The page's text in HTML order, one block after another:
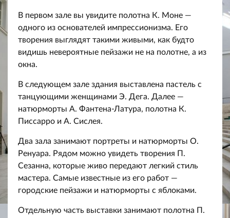
В первом зале вы увидите полотна К. Моне —
одного из основателей импрессионизма. Его
творения выглядят такими живыми, как будто
видишь невероятные пейзажи не на полотне, а из
окна.
В следующем зале здания выставлена пастель с
танцующими женщинами Э. Дега. Далее —
натюрморты А. Фантена-Латура, полотна К.
Писсарро и А. Сислея.
Два зала занимают портреты и натюрморты О.
Ренуара. Рядом можно увидеть творения П.
Сезанна, которые живо передают легкий стиль
мастера. Самые известные из его работ —
городские пейзажи и натюрморты с яблоками.
Отдельную часть выставки занимают полотна П.